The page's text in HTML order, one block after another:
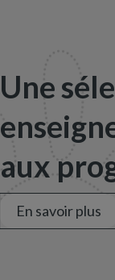
Une
aux
En savoir plus